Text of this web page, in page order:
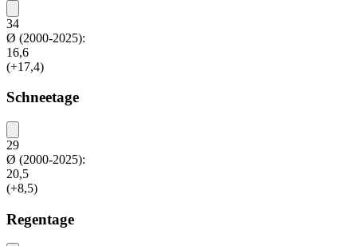
34
Ø (2000-2025):
16,6
(+17,4)
Schneetage
29
Ø (2000-2025):
20,5
(+8,5)
Regentage